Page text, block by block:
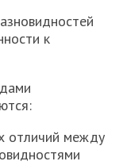
к
отличий между